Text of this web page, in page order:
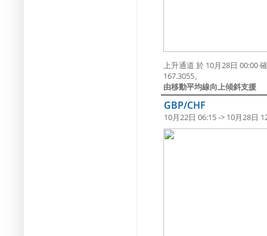
上升通道 於 10月28日 00:00
167.3055。
由移動平均線向上傾斜支援
GBP/CHF
10月22日 06:15 -> 10月28日